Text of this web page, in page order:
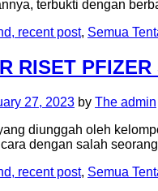
terbukti dengan
recent post, Semua
RISET
27, 2023 by The admin
diunggah oleh
dengan salah
recent post, Semua